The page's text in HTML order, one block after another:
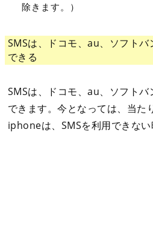
除きます。）
SMSは、ドコモ、au、ソフト
できる
SMSは、ドコモ、au、ソフト
できます。今となっては、当た
iphoneは、SMSを利用できない